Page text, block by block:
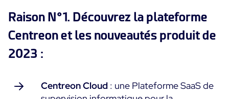
Tous
Public
Toutes
Google Cloud Platform
Kubernetes
Notre vision
Bénéfices
Démo Produit
Raison N°1. Découvrez la plateforme
Centreon et les nouveautés produit de
2023 :
Centreon Cloud : une Plateforme SaaS de